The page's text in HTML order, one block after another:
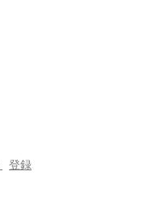
登録